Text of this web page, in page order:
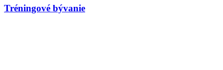
Tréningové bývanie